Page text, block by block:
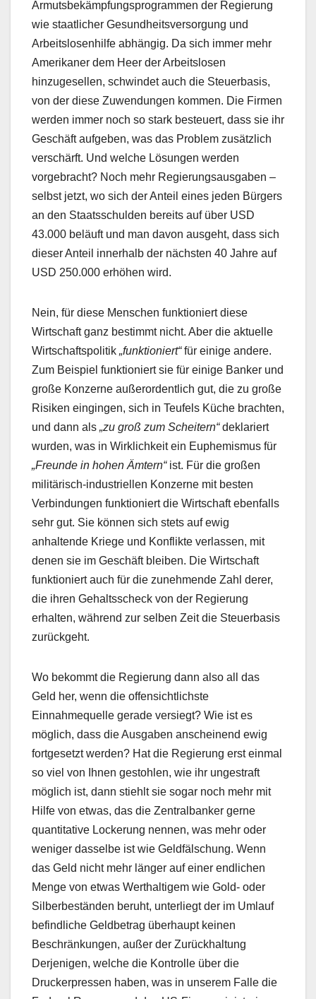
Armutsbekämpfungsprogrammen der Regierung
wie staatlicher Gesundheitsversorgung und
Arbeitslosenhilfe abhängig. Da sich immer mehr
Amerikaner dem Heer der Arbeitslosen
hinzugesellen, schwindet auch die Steuerbasis,
von der diese Zuwendungen kommen. Die Firmen
werden immer noch so stark besteuert, dass sie ihr
Geschäft aufgeben, was das Problem zusätzlich
verschärft. Und welche Lösungen werden
vorgebracht? Noch mehr Regierungsausgaben –
selbst jetzt, wo sich der Anteil eines jeden Bürgers
an den Staatsschulden bereits auf über USD
43.000 beläuft und man davon ausgeht, dass sich
dieser Anteil innerhalb der nächsten 40 Jahre auf
USD 250.000 erhöhen wird.
Nein, für diese Menschen funktioniert diese
Wirtschaft ganz bestimmt nicht. Aber die aktuelle
Wirtschaftspolitik „funktioniert“für einige andere.
Zum Beispiel funktioniert sie für einige Banker und
große Konzerne außerordentlich gut, die zu große
Risiken eingingen, sich in Teufels Küche brachten,
und dann als „zu groß zum Scheitern“deklariert
wurden, was in Wirklichkeit ein Euphemismus für
„Freunde in hohen Ämtern“ist. Für die großen
militärisch-industriellen Konzerne mit besten
Verbindungen funktioniert die Wirtschaft ebenfalls
sehr gut. Sie können sich stets auf ewig
anhaltende Kriege und Konflikte verlassen, mit
denen sie im Geschäft bleiben. Die Wirtschaft
funktioniert auch für die zunehmende Zahl derer,
die ihren Gehaltsscheck von der Regierung
erhalten, während zur selben Zeit die Steuerbasis
zurückgeht.
Wo bekommt die Regierung dann also all das
Geld her, wenn die offensichtlichste
Einnahmequelle gerade versiegt? Wie ist es
möglich, dass die Ausgaben anscheinend ewig
fortgesetzt werden? Hat die Regierung erst einmal
so viel von Ihnen gestohlen, wie ihr ungestraft
möglich ist, dann stiehlt sie sogar noch mehr mit
Hilfe von etwas, das die Zentralbanker gerne
quantitative Lockerung nennen, was mehr oder
weniger dasselbe ist wie Geldfälschung. Wenn
das Geld nicht mehr länger auf einer endlichen
Menge von etwas Werthaltigem wie Gold- oder
Silberbeständen beruht, unterliegt der im Umlauf
befindliche Geldbetrag überhaupt keinen
Beschränkungen, außer der Zurückhaltung
Derjenigen, welche die Kontrolle über die
Druckerpressen haben, was in unserem Falle die